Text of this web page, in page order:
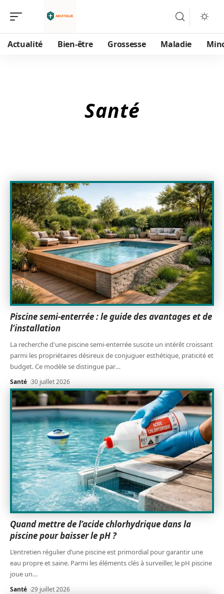
Actualité Bien-être Grossesse Maladie
Santé
Piscine semi-enterrée : le guide des avantages et de
l’installation
La recherche d'une piscine semi-enterrée suscite un intérêt croissant
parmi les propriétaires désireux de conjuguer esthétique, praticité et
budget. Ce modèle se distingue par…
Santé 30 juillet 2026
Quand mettre de l’acide chlorhydrique dans la
piscine pour baisser le pH ?
L’entretien régulier d’une piscine est primordial pour garantir une
eau propre et saine. Parmi les éléments clés à surveiller, le pH piscine
joue un…
Santé 29 juillet 2026